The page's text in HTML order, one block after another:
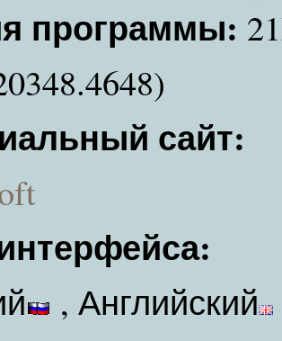
программы:
сайт:
, Английский